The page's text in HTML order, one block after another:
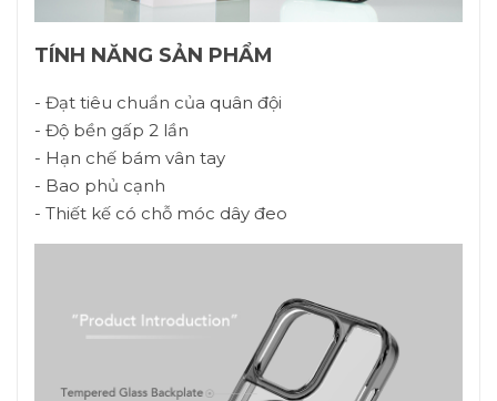
TÍNH NĂNG SẢN PHẨM
- Đạt tiêu chuẩn của quân đội
- Độ bền gấp 2 lần
- Hạn chế bám vân tay
- Bao phủ cạnh
- Thiết kế có chỗ móc dây đeo